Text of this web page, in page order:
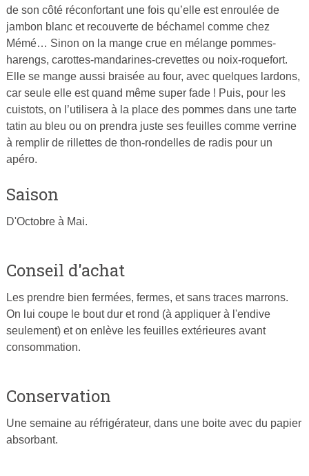
février
2015
par
Cuisine
Ta
Mère
de son côté réconfortant une fois qu’elle est enroulée de
jambon blanc et recouverte de béchamel comme chez
Mémé… Sinon on la mange crue en mélange pommes-
harengs, carottes-mandarines-crevettes ou noix-roquefort.
Elle se mange aussi braisée au four, avec quelques lardons,
car seule elle est quand même super fade ! Puis, pour les
cuistots, on l’utilisera à la place des pommes dans une tarte
tatin au bleu ou on prendra juste ses feuilles comme verrine
à remplir de rillettes de thon-rondelles de radis pour un
apéro.
Saison
D'Octobre à Mai.
Conseil d'achat
Les prendre bien fermées, fermes, et sans traces marrons.
On lui coupe le bout dur et rond (à appliquer à l'endive
seulement) et on enlève les feuilles extérieures avant
consommation.
Conservation
Une semaine au réfrigérateur, dans une boite avec du papier
absorbant.